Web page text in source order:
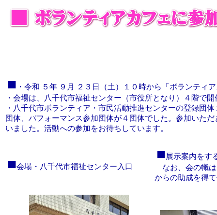
■ ・ 令和 ５年 ９月 ２３日（土）１０時から
「ボランティ
・会場は、八千代市福祉センター（市役所となり）４階で
・八千代市ボランティア・市民活動推進センターの登録団
団体、パフォーマンス参加団体が４団体でした。参加いた
いました。活動への参加をお待ちしています。
■会場・八千代市福祉センター入口
■展示案内をす
なお、会の幟は
からの助成を得